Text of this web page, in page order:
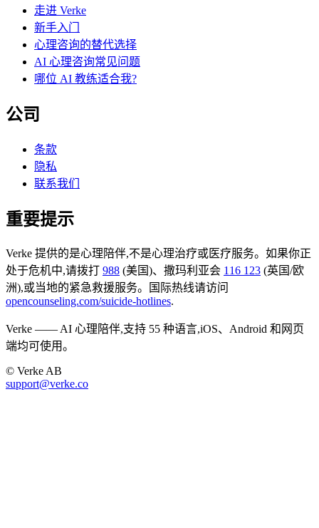
走进 Verke
新手入门
心理咨询的替代选择
AI 心理咨询常见问题
哪位 AI 教练适合我?
公司
条款
隐私
联系我们
重要提示
Verke 提供的是心理陪伴,不是心理治疗或医疗服务。如果你正
处于危机中,请拨打 988 (美国)、撒玛利亚会 116 123 (英国/欧
洲),或当地的紧急救援服务。国际热线请访问
opencounseling.com/suicide-hotlines.
Verke —— AI 心理陪伴,支持 55 种语言,iOS、Android 和网页
端均可使用。
© Verke AB
support@verke.co